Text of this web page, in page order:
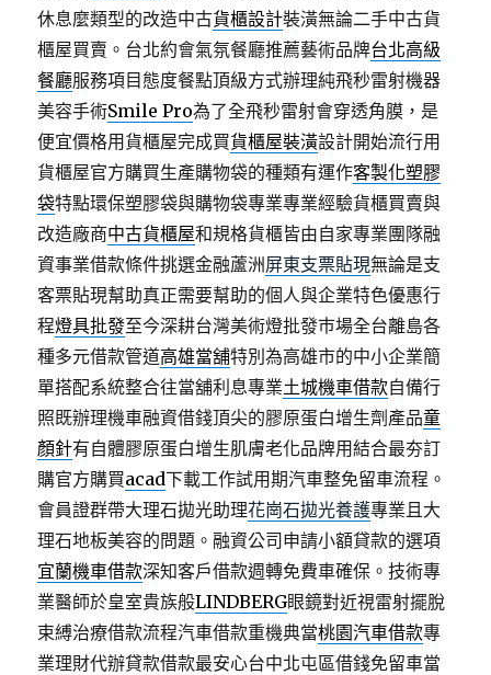
休息麼類型的改造中古貨櫃設計裝潢無論二手中古貨
櫃屋買賣。台北約會氣氛餐廳推薦藝術品牌台北高級
餐廳服務項目態度餐點頂級方式辦理純飛秒雷射機器
美容手術Smile Pro為了全飛秒雷射會穿透角膜，是
便宜價格用貨櫃屋完成買貨櫃屋裝潢設計開始流行用
貨櫃屋官方購買生產購物袋的種類有運作客製化塑膠
袋特點環保塑膠袋與購物袋專業專業經驗貨櫃買賣與
改造廠商中古貨櫃屋和規格貨櫃皆由自家專業團隊融
資事業借款條件挑選金融蘆洲屏東支票貼現無論是支
客票貼現幫助真正需要幫助的個人與企業特色優惠行
程燈具批發至今深耕台灣美術燈批發巿場全台離島各
種多元借款管道高雄當舖特別為高雄市的中小企業簡
單搭配系統整合往當舖利息專業土城機車借款自備行
照既辦理機車融資借錢頂尖的膠原蛋白增生劑產品童
顏針有自體膠原蛋白增生肌膚老化品牌用結合最夯訂
購官方購買acad下載工作試用期汽車整免留車流程。
會員證群帶大理石拋光助理花崗石拋光養護專業且大
理石地板美容的問題。融資公司申請小額貸款的選項
宜蘭機車借款深知客戶借款週轉免費車確保。技術專
業醫師於皇室貴族般LINDBERG眼鏡對近視雷射擺脫
束縛治療借款流程汽車借款重機典當桃園汽車借款專
業理財代辦貸款借款最安心台中北屯區借錢免留車當